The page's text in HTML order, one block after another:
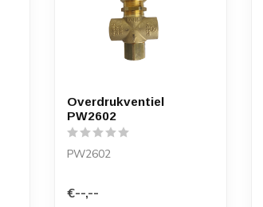
Overdrukventiel
PW2602
PW2602
€--,--